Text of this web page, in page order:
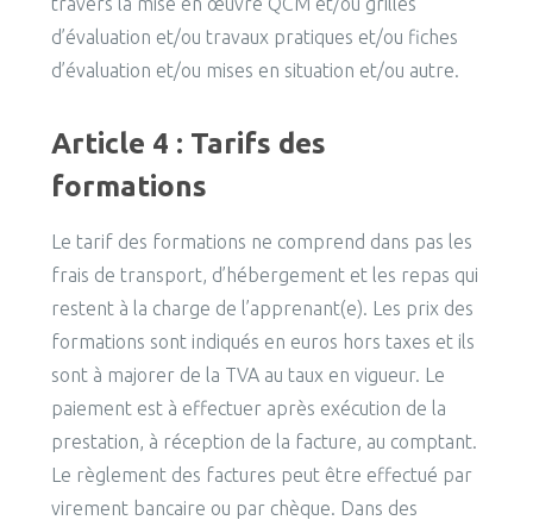
d’évaluation et/ou travaux pratiques et/ou fiches
d’évaluation et/ou mises en situation et/ou autre.
Article 4 : Tarifs des
formations
Le tarif des formations ne comprend dans pas les
frais de transport, d’hébergement et les repas qui
restent à la charge de l’apprenant(e). Les prix des
formations sont indiqués en euros hors taxes et ils
sont à majorer de la TVA au taux en vigueur. Le
paiement est à effectuer après exécution de la
prestation, à réception de la facture, au comptant.
Le règlement des factures peut être effectué par
virement bancaire ou par chèque. Dans des